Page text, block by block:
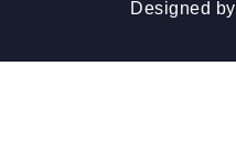
Designed by